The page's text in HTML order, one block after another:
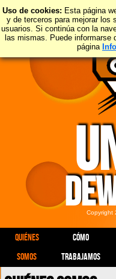
DECopyright
QUIÉNES
SOMOS
CÓMO
TRABAJAMOS
Uso de cookies: Esta página
y de terceros para mejorar los
usuarios. Si continúa con la
las mismas. Puede
página